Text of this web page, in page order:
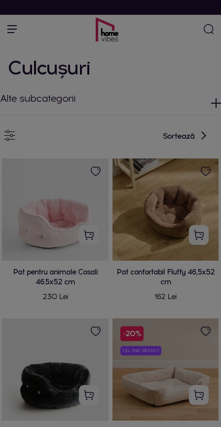
Culcuşuri
Alte subcategorii
Sortează
Pat pentru animale Cosali
46.5x52 cm
230 Lei
Pat confortabil Fluffy 46,5x52
cm
162 Lei
-20%
CEL MAI VÂNDUT